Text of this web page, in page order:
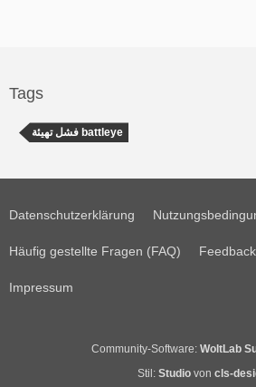
Tags
فشل تهيئة battleye
Datenschutzerklärung
Häufig gestellte Fragen (FAQ)
Impressum
Community-Software: WoltLab
Stil: Studio von cls-